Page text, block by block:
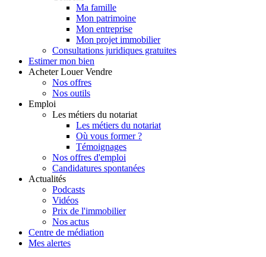
Ma famille
Mon patrimoine
Mon entreprise
Mon projet immobilier
Consultations juridiques gratuites
Estimer mon bien
Acheter Louer Vendre
Nos offres
Nos outils
Emploi
Les métiers du notariat
Les métiers du notariat
Où vous former ?
Témoignages
Nos offres d'emploi
Candidatures spontanées
Actualités
Podcasts
Vidéos
Prix de l'immobilier
Nos actus
Centre de médiation
Mes alertes